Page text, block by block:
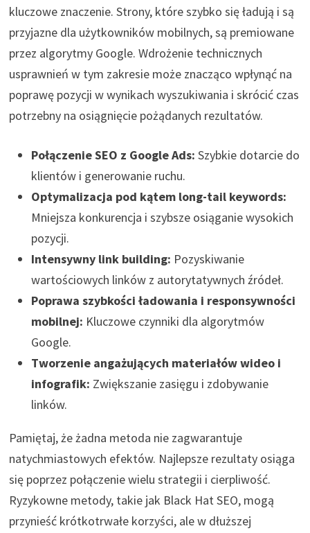
kluczowe znaczenie. Strony, które szybko się ładują i są
przyjazne dla użytkowników mobilnych, są premiowane
przez algorytmy Google. Wdrożenie technicznych
usprawnień w tym zakresie może znacząco wpłynąć na
poprawę pozycji w wynikach wyszukiwania i skrócić czas
potrzebny na osiągnięcie pożądanych rezultatów.
Połączenie SEO z Google Ads: Szybkie dotarcie do
klientów i generowanie ruchu.
Optymalizacja pod kątem long-tail keywords:
Mniejsza konkurencja i szybsze osiąganie wysokich
pozycji.
Intensywny link building: Pozyskiwanie
wartościowych linków z autorytatywnych źródeł.
Poprawa szybkości ładowania i responsywności
mobilnej: Kluczowe czynniki dla algorytmów
Google.
Tworzenie angażujących materiałów wideo i
infografik: Zwiększanie zasięgu i zdobywanie
linków.
Pamiętaj, że żadna metoda nie zagwarantuje
natychmiastowych efektów. Najlepsze rezultaty osiąga
się poprzez połączenie wielu strategii i cierpliwość.
Ryzykowne metody, takie jak Black Hat SEO, mogą
przynieść krótkotrwałe korzyści, ale w dłuższej